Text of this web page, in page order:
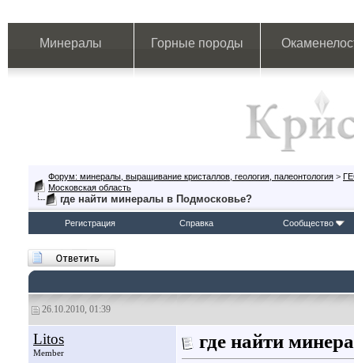
Минералы Горные породы
Форум: минералы, выращивание кристаллов, геология, палеонтология >
Московская область
где найти минералы в Подмосковье?
Регистрация Справка Сообщество
26.10.2010, 01:39
Litos
Member
где найти